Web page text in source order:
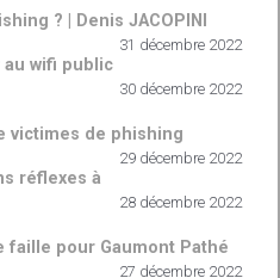
? | Denis JACOPINI
31 décembre 2022
wifi public
30 décembre 2022
victimes de phishing
29 décembre 2022
réflexes à
28 décembre 2022
faille pour Gaumont Pathé
27 décembre 2022